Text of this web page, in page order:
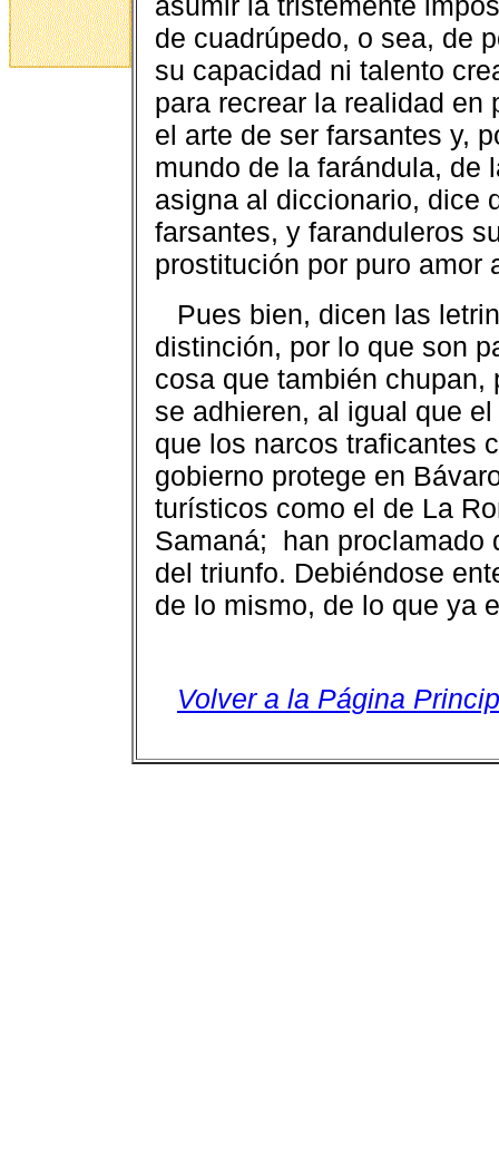
de cuadrúpedo, o sea, de
su capacidad ni talento
para recrear la realidad en
el arte de ser farsantes y,
mundo de la farándula, de
asigna al diccionario, dice
farsantes, y faranduleros
prostitución por puro amor
Pues bien, dicen las
distinción, por lo que son
cosa que también
se adhieren, al igual que
que los narcos traficantes
gobierno protege en
turísticos como el de La
Samaná;
han proclamado
del triunfo. Debiéndose
de lo mismo, de lo que ya
Volver a la Página